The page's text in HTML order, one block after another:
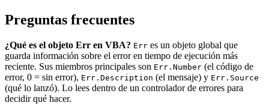
Preguntas frecuentes
¿Qué es el objeto Err en VBA? Err es un objeto global que
guarda información sobre el error en tiempo de ejecución más
reciente. Sus miembros principales son Err.Number (el código de
error, 0 = sin error), Err.Description (el mensaje) y Err.Source
(qué lo lanzó). Lo lees dentro de un controlador de errores para
decidir qué hacer.